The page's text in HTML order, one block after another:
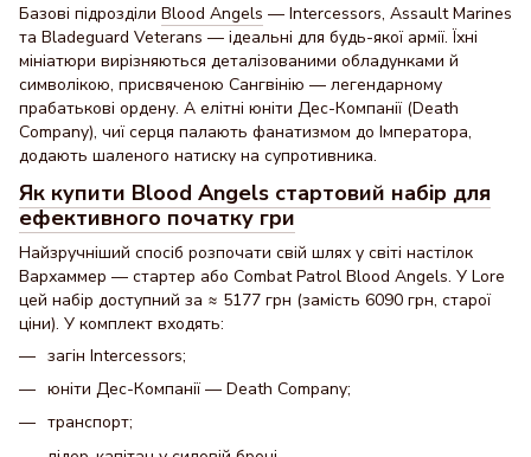
Базові підрозділи Blood Angels — Intercessors, Assault Marines
та Bladeguard Veterans — ідеальні для будь-якої армії. Їхні
мініатюри вирізняються деталізованими обладунками й
символікою, присвяченою Сангвінію — легендарному
прабатькові ордену. А елітні юніти Дес-Компанії (Death
Company), чиї серця палають фанатизмом до Імператора,
додають шаленого натиску на супротивника.
Як купити Blood Angels стартовий набір для
ефективного початку гри
Найзручніший спосіб розпочати свій шлях у світі настілок
Вархаммер — стартер або Combat Patrol Blood Angels. У Lore
цей набір доступний за ≈ 5177 грн (замість 6090 грн, старої
ціни). У комплект входять:
загін Intercessors;
юніти Дес-Компанії — Death Company;
транспорт;